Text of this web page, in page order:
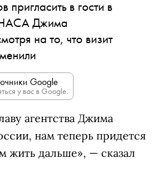
пригласить в гости в
НАСА Джима
на то, что визит
Google
у вас в Google.
агентства Джима
нам теперь придется
жить дальше», — сказал